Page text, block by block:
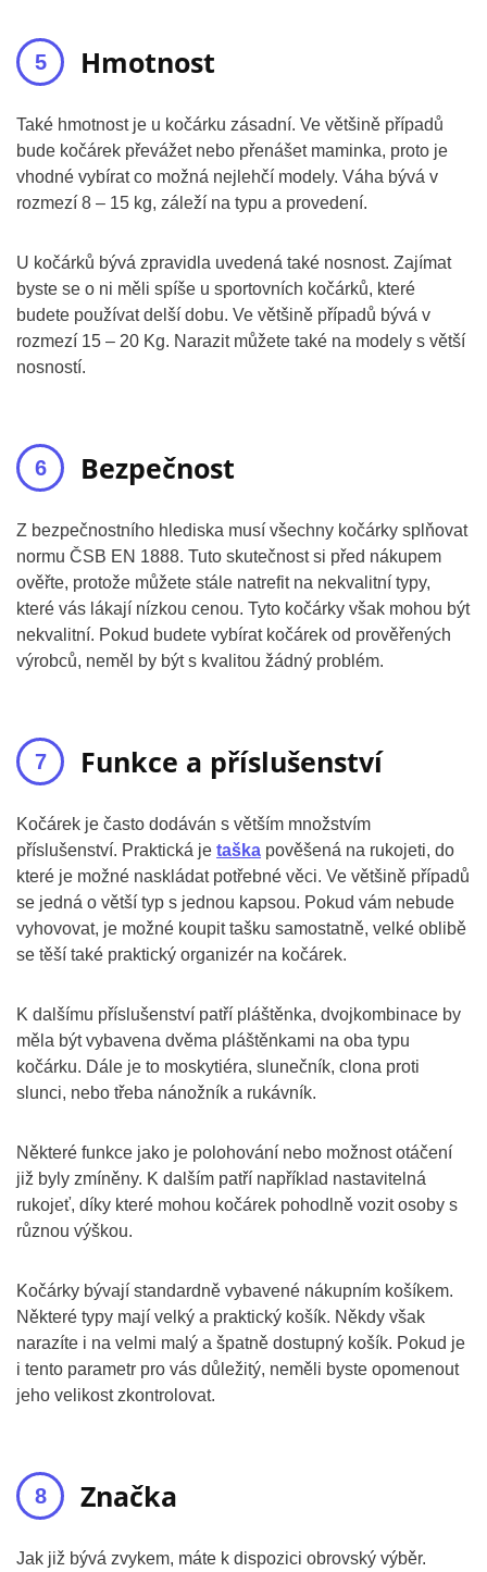
Hmotnost
Také hmotnost je u kočárku zásadní. Ve většině případů
bude kočárek převážet nebo přenášet maminka, proto je
vhodné vybírat co možná nejlehčí modely. Váha bývá v
rozmezí 8 – 15 kg, záleží na typu a provedení.
U kočárků bývá zpravidla uvedená také nosnost. Zajímat
byste se o ni měli spíše u sportovních kočárků, které
budete používat delší dobu. Ve většině případů bývá v
rozmezí 15 – 20 Kg. Narazit můžete také na modely s větší
nosností.
Bezpečnost
Z bezpečnostního hlediska musí všechny kočárky splňovat
normu ČSB EN 1888. Tuto skutečnost si před nákupem
ověřte, protože můžete stále natrefit na nekvalitní typy,
které vás lákají nízkou cenou. Tyto kočárky však mohou být
nekvalitní. Pokud budete vybírat kočárek od prověřených
výrobců, neměl by být s kvalitou žádný problém.
Funkce a příslušenství
Kočárek je často dodáván s větším množstvím
příslušenství. Praktická je taška pověšená na rukojeti, do
které je možné naskládat potřebné věci. Ve většině případů
se jedná o větší typ s jednou kapsou. Pokud vám nebude
vyhovovat, je možné koupit tašku samostatně, velké oblibě
se těší také praktický organizér na kočárek.
K dalšímu příslušenství patří pláštěnka, dvojkombinace by
měla být vybavena dvěma pláštěnkami na oba typu
kočárku. Dále je to moskytiéra, slunečník, clona proti
slunci, nebo třeba nánožník a rukávník.
Některé funkce jako je polohování nebo možnost otáčení
již byly zmíněny. K dalším patří například nastavitelná
rukojeť, díky které mohou kočárek pohodlně vozit osoby s
různou výškou.
Kočárky bývají standardně vybavené nákupním košíkem.
Některé typy mají velký a praktický košík. Někdy však
narazíte i na velmi malý a špatně dostupný košík. Pokud je
i tento parametr pro vás důležitý, neměli byste opomenout
jeho velikost zkontrolovat.
Značka
Jak již bývá zvykem, máte k dispozici obrovský výběr.